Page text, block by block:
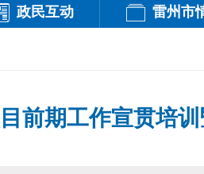
政民互动 雷州市
前期工作宣贯培